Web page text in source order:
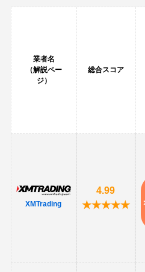
業者名
（解説ペー
ジ）
総合スコア
XMTrading
4.99
★★★★★